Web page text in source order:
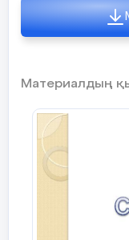
Материалдың